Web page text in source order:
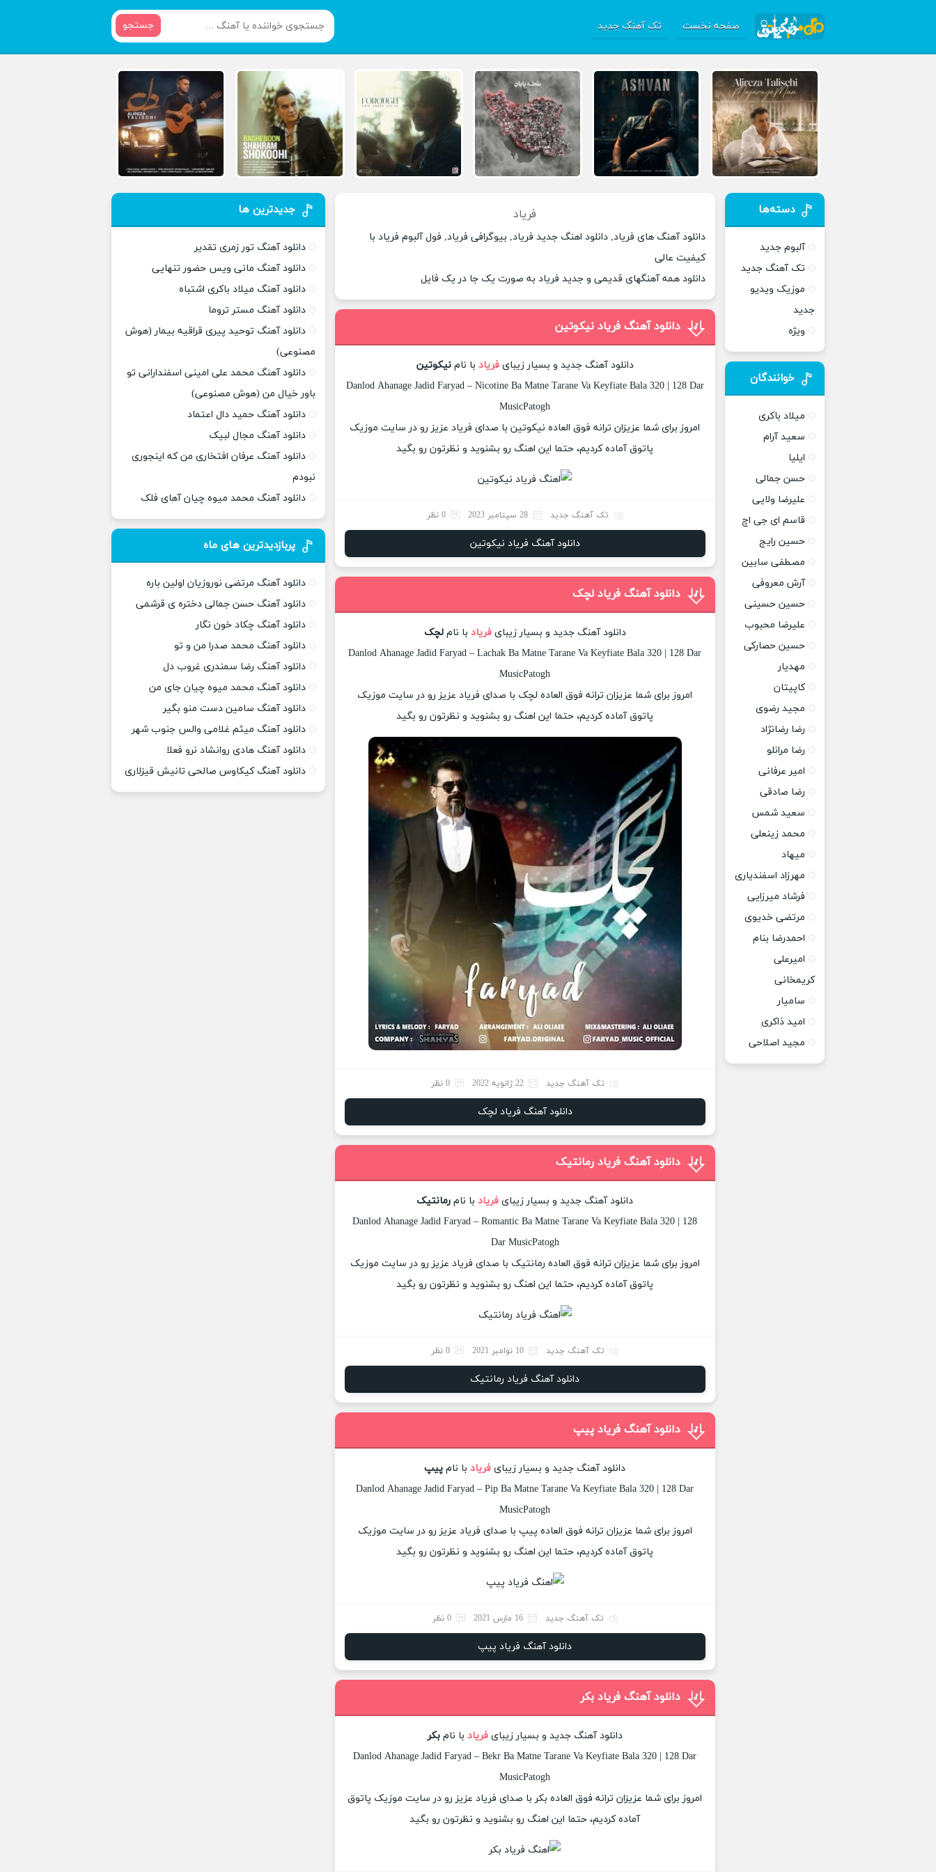
صفحه نخست تک آهنگ جدید جستجو
فریاد
دانلود آهنگ های فریاد, دانلود اهنگ جدید فریاد, بیوگرافی فریاد, فول آلبوم فریاد با
کیفیت عالی
دانلود همه آهنگهای قدیمی و جدید فریاد به صورت یک جا در یک فایل
دانلود آهنگ فریاد نیکوتین
دانلود آهنگ جدید و بسیار زیبایفریاد با نامنیکوتین
Danlod Ahanage Jadid Faryad – Nicotine Ba Matne Tarane Va Keyfiate Bala 320 | 128 Dar
MusicPatogh
امروز برای شما عزیزان ترانه فوق العاده نیکوتین با صدای فریاد عزیز رو در سایت موزیک
پاتوق آماده کردیم، حتما این اهنگ رو بشنوید و نظرتون رو بگید
تک آهنگ جدید 28 سپتامبر 2023 0 نظر
دانلود آهنگ فریاد نیکوتین
دانلود آهنگ فریاد لچک
دانلود آهنگ جدید و بسیار زیبایفریاد با ناملچک
Danlod Ahanage Jadid Faryad – Lachak Ba Matne Tarane Va Keyfiate Bala 320 | 128 Dar
MusicPatogh
امروز برای شما عزیزان ترانه فوق العاده لچک با صدای فریاد عزیز رو در سایت موزیک
پاتوق آماده کردیم، حتما این اهنگ رو بشنوید و نظرتون رو بگید
تک آهنگ جدید 22 ژانویه 2022 0 نظر
دانلود آهنگ فریاد لچک
دانلود آهنگ فریاد رمانتیک
دانلود آهنگ جدید و بسیار زیبای فریادبا نام رمانتیک
Danlod Ahanage Jadid Faryad – Romantic Ba Matne Tarane Va Keyfiate Bala 320 | 128
Dar MusicPatogh
امروز برای شما عزیزان ترانه فوق العاده رمانتیک با صدای فریاد عزیز رو در سایت موزیک
پاتوق آماده کردیم، حتما این اهنگ رو بشنوید و نظرتون رو بگید
تک آهنگ جدید 10 نوامبر 2021 0 نظر
دانلود آهنگ فریاد رمانتیک
دانلود آهنگ فریاد پیپ
دانلود آهنگ جدید و بسیار زیبای فریادبا نام پیپ
Danlod Ahanage Jadid Faryad – Pip Ba Matne Tarane Va Keyfiate Bala 320 | 128 Dar
MusicPatogh
امروز برای شما عزیزان ترانه فوق العاده پیپ با صدای فریاد عزیز رو در سایت موزیک
پاتوق آماده کردیم، حتما این اهنگ رو بشنوید و نظرتون رو بگید
تک آهنگ جدید 16 مارس 2021 0 نظر
دانلود آهنگ فریاد پیپ
دانلود آهنگ فریاد بکر
دانلود آهنگ جدید و بسیار زیبایفریاد با نامبکر
Danlod Ahanage Jadid Faryad – Bekr Ba Matne Tarane Va Keyfiate Bala 320 | 128 Dar
MusicPatogh
امروز برای شما عزیزان ترانه فوق العاده بکر با صدای فریاد عزیز رو در سایت موزیک پاتوق
آماده کردیم، حتما این اهنگ رو بشنوید و نظرتون رو بگید
دسته‌ها
آلبوم جدید
تک آهنگ جدید
موزیک ویدیو
جدید
ویژه
خوانندگان
میلاد باکری
سعید آرام
ایلیا
حسن جمالی
علیرضا ولایی
قاسم ای جی اچ
حسین رایج
مصطفی سابین
آرش معروفی
حسین حسینی
علیرضا محبوب
حسین حصارکی
مهدیار
کاپیتان
مجید رضوی
رضا رضانژاد
رضا مرانلو
امیر عرفانی
رضا صادقی
سعید شمس
محمد زینعلی
میهاد
مهرزاد اسفندیاری
فرشاد میرزایی
مرتضی خدیوی
احمدرضا بنام
امیرعلی
کریمخانی
سامیار
امید ذاکری
مجید اصلاحی
جدیدترین ها
دانلود آهنگ تور زمری تقدیر
دانلود آهنگ مانی ویس حضور تنهایی
دانلود آهنگ میلاد باکری اشتباه
دانلود آهنگ مستر تروما
دانلود آهنگ توحید پیری قراقیه بیمار (هوش
مصنوعی)
دانلود آهنگ محمد علی امینی اسفندارانی تو
باور خیال من (هوش مصنوعی)
دانلود آهنگ حمید دال اعتماد
دانلود آهنگ مجال لبیک
دانلود آهنگ عرفان افتخاری من که اینجوری
نبودم
دانلود آهنگ محمد میوه چیان آهای فلک
پربازدیدترین های ماه
دانلود آهنگ مرتضی نوروزیان اولین باره
دانلود آهنگ حسن جمالی دختره ی قرشمی
دانلود آهنگ چکاد خون نگار
دانلود آهنگ محمد صدرا من و تو
دانلود آهنگ رضا سمندری غروب دل
دانلود آهنگ محمد میوه چیان جای من
دانلود آهنگ سامین دست منو بگیر
دانلود آهنگ میثم غلامی والس جنوب شهر
دانلود آهنگ هادی روانشاد نرو فعلا
دانلود آهنگ کیکاوس صالحی تانیش قیزلاری